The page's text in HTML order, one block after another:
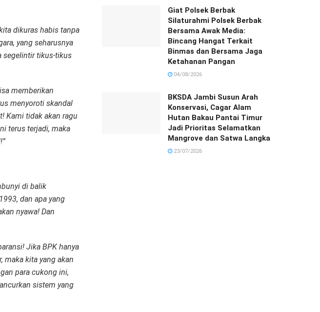
dikuras habis tanpa
yang seharusnya
segelintir tikus-tikus
memberikan
menyoroti skandal
Kami tidak akan ragu
terus terjadi, maka
di balik
dan apa yang
nyawa! Dan
Jika BPK hanya
maka kita yang akan
para cukong ini,
sistem yang
Giat Polsek Berbak
Silaturahmi Polsek Berbak
Bersama Awak Media:
Bincang Hangat Terkait
Binmas dan Bersama Jaga
Ketahanan Pangan
04/08/2026
BKSDA Jambi Susun Arah
Konservasi, Cagar Alam
Hutan Bakau Pantai Timur
Jadi Prioritas Selamatkan
Mangrove dan Satwa Langka
23/07/2026